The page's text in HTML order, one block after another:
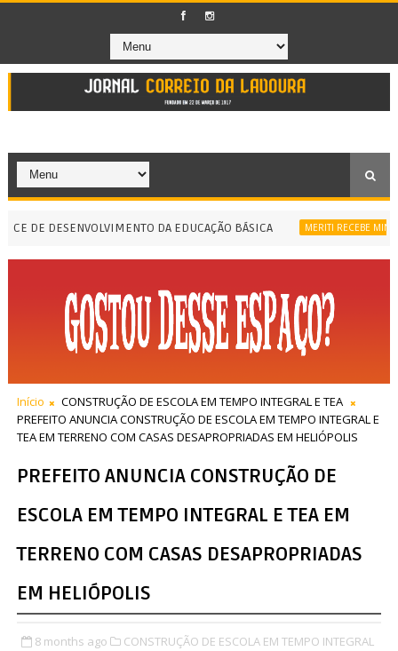
DESENVOLVIMENTO DA EDUCAÇÃO BÁSICA MERITI RECEBE
Início
CONSTRUÇÃO DE ESCOLA EM TEMPO INTEGRAL E TEA
PREFEITO ANUNCIA CONSTRUÇÃO DE ESCOLA EM TEMPO INTEGRAL E
TEA EM TERRENO COM CASAS DESAPROPRIADAS EM HELIÓPOLIS
PREFEITO ANUNCIA CONSTRUÇÃO DE
ESCOLA EM TEMPO INTEGRAL E TEA EM
TERRENO COM CASAS DESAPROPRIADAS
EM HELIÓPOLIS
8 months ago
CONSTRUÇÃO DE ESCOLA EM TEMPO INTEGRAL